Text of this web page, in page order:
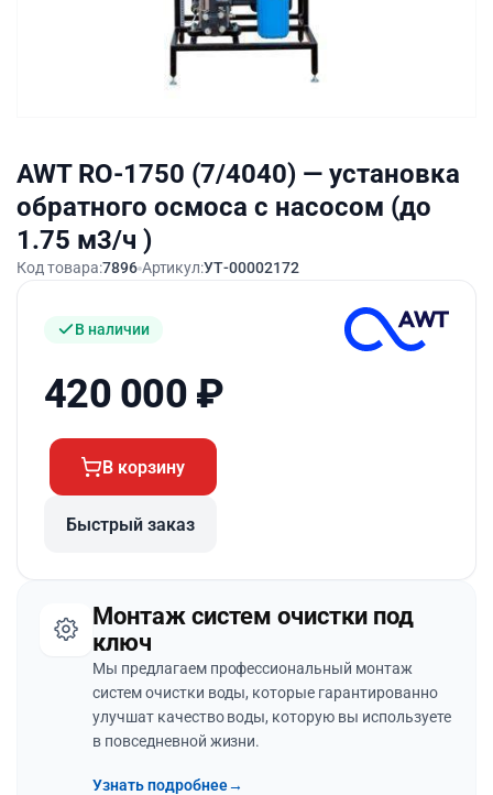
AWT RO-1750 (7/4040) — установка
обратного осмоса с насосом (до
1.75 м3/ч )
Код товара:7896 Артикул:УТ-00002172
В наличии
420 000 ₽
В корзину
Быстрый заказ
Монтаж систем очистки под
ключ
Мы предлагаем профессиональный монтаж
систем очистки воды, которые гарантированно
улучшат качество воды, которую вы используете
в повседневной жизни.
Узнать подробнее→